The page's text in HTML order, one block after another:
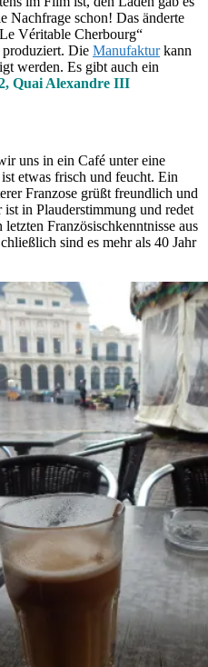
Nachfrage schon! Das änderte
Véritable Cherbourg“
produziert. Die Manufakturkann
werden. Es gibt auch ein
Quai Alexandre III
uns in ein Café unter eine
etwas frisch und feucht. Ein
Franzose grüßt freundlich und
in Plauderstimmung und redet
Französischkenntnisse aus
sind es mehr als 40 Jahr